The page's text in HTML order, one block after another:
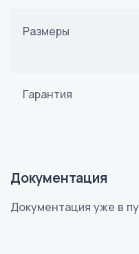
Размеры
Гарантия
Документация
Документация уже в